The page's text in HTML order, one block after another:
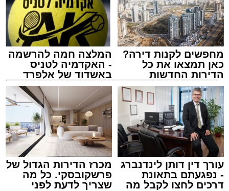
מחפשים לקנות דירה?
כאן תמצאו את כל
הדירות החדשות
למכירה באשדוד >>>
המלצה חמה להרשמה
- האקדמיה לטניס
באשדוד של אלפרד
קריאולנסקי - לילדים
עורך דין דותן לינדנברג
- נפגעתם בתאונת
דרכים לחצו לקבל מה
מכרז הדירות הגדול של
פרשקובסקי. כל מה
שצריך לדעת לפני